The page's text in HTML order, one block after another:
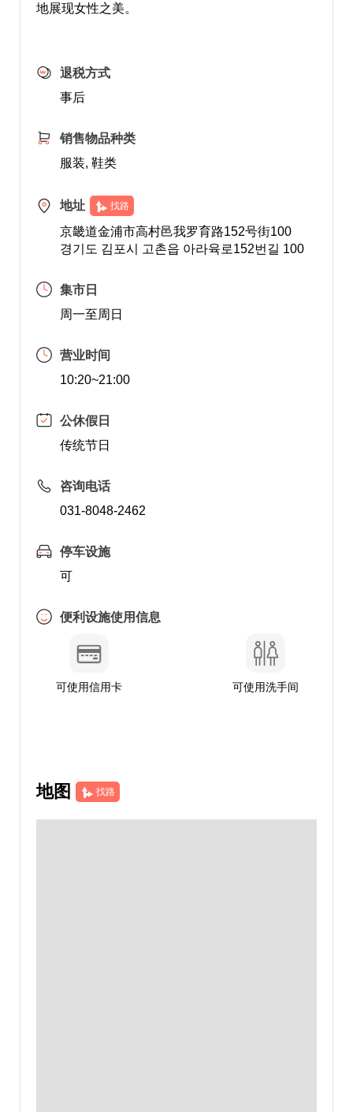
地展现女性之美。
退税方式
事后
销售物品种类
服装, 鞋类
地址 找路
京畿道金浦市高村邑我罗育路152号街100
경기도 김포시 고촌읍 아라육로152번길 100
集市日
周一至周日
营业时间
10:20~21:00
公休假日
传统节日
咨询电话
031-8048-2462
停车设施
可
便利设施使用信息
可使用信用卡 可使用洗手间
地图 找路